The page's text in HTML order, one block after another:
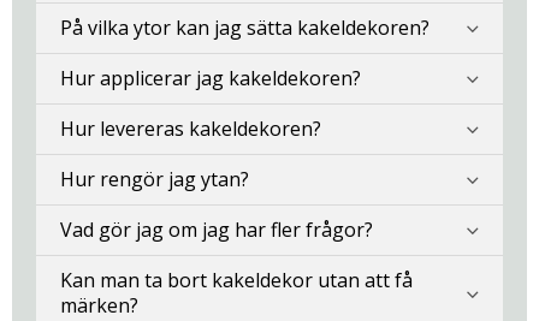
På vilka ytor kan jag sätta kakeldekoren?
Hur applicerar jag kakeldekoren?
Hur levereras kakeldekoren?
Hur rengör jag ytan?
Vad gör jag om jag har fler frågor?
Kan man ta bort kakeldekor utan att få
märken?